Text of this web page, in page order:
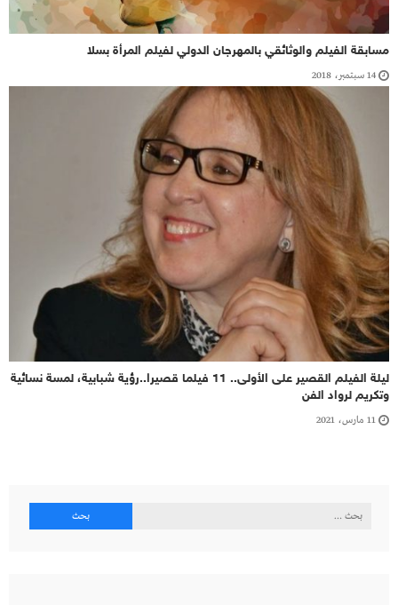
مسابقة الفيلم والوثائقي بالمهرجان الدولي لفيلم المرأة بسلا
14 سبتمبر، 2018
ليلة الفيلم القصير على الأولى.. 11 فيلما قصيرا..رؤية شبابية، لمسة نسائية
وتكريم لرواد الفن
11 مارس، 2021
البحث